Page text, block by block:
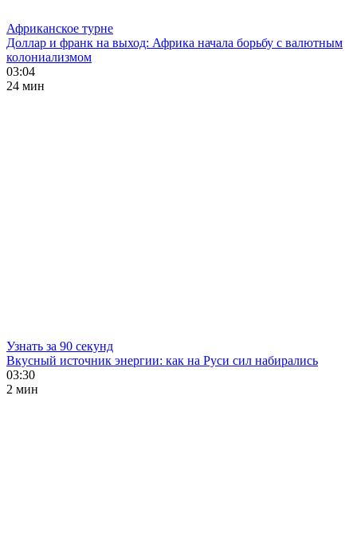
Африканское турне
Доллар и франк на выход: Африка начала борьбу с валютным
колониализмом
03:04
24 мин
Узнать за 90 секунд
Вкусный источник энергии: как на Руси сил набирались
03:30
2 мин